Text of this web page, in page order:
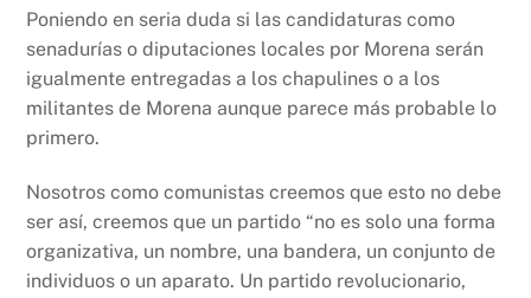
Poniendo en seria duda si las candidaturas como
senadurías o diputaciones locales por Morena serán
igualmente entregadas a los chapulines o a los
militantes de Morena aunque parece más probable lo
primero.
Nosotros como comunistas creemos que esto no debe
ser así, creemos que un partido “no es solo una forma
organizativa, un nombre, una bandera, un conjunto de
individuos o un aparato. Un partido revolucionario,